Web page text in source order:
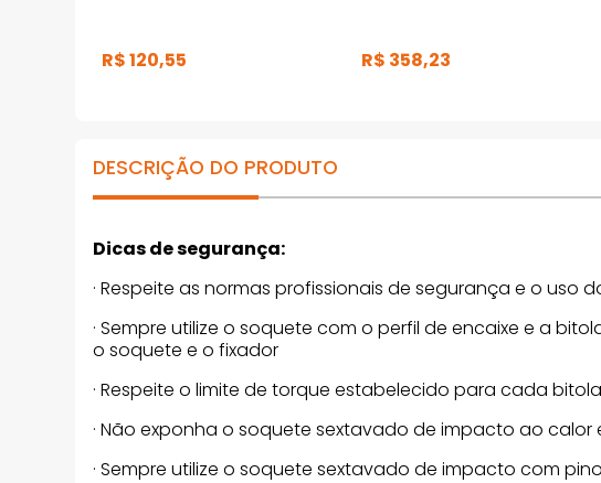
R$120,55 R$ 358,23
DESCRIÇÃO DO PRODUTO
Dicas de segurança:
· Respeite as normas profissionais de segurança e o uso
· Sempre utilize o soquete com o perfil de encaixe e a
o soquete e o fixador
· Respeite o limite de torque estabelecido para cada
· Não exponha o soquete sextavado de impacto ao
· Sempre utilize o soquete sextavado de impacto com